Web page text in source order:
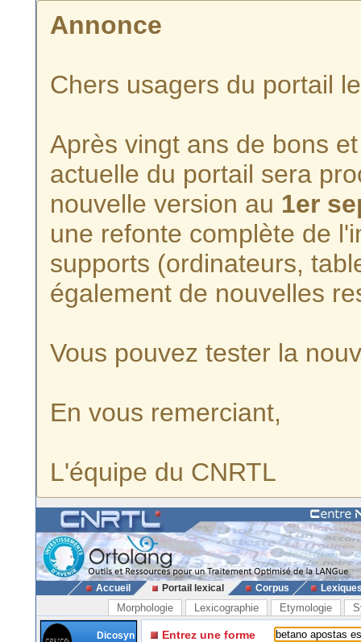
Annonce
Chers usagers du portail
Après vingt ans de bons
actuelle du portail sera
nouvelle version au 1er
une refonte complète de
supports (ordinateurs,
également de nouvelles
Vous pouvez tester la
En vous remerciant,
L'équipe du CNRTL
Accueil Portail lexical Corpus
Morphologie Lexicographie Etymologie
Dicosyn
Entrez une forme